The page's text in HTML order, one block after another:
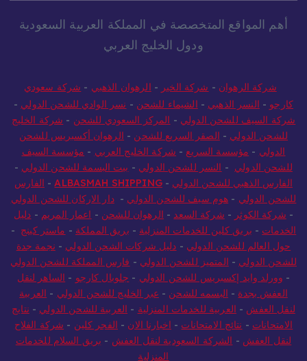
أهم المواقع المتخصصة في المملكة العربية السعودية
شركة الرهوان شركة الخير- الرهوان الذهبي
شركة سعودي
كارجو - النسر الذهبي -الشيماء للشحن- نسر الوادي للشحن الدولي -
شركة السيف للشحن الدولي
المركز السعودي للشحن
شركة الخليج
للشحن الدولي -الصقر السريع للشحن - الرهوان أكسبريس للشحن
الدولي- مؤسسة السريع-شركة الخليج العربي -مؤسسة السيف
للشحن الدولي
-النسر للشحن الدولي-بيت البسمة للشحن الدولي
الفارس الذهبي للشحن الدولي -
ALBASMAH SHIPPING
- الفارس
للشحن الدولي
-هوم سيف للشحن الدولي-دار الاركان للشحن الدولي
-شركة الكوثر -شركة السعد - الرهوان للشحن اعمار المريم - دليل
الخدمات- بريق كلين للخدمات المنزلية-بريق المملكة - ماستر كينج -
حول العالم للشحن الدولي- دليل شركات الشحن الدولي - نجمة جدة
للشحن الدولي - المتميز للشحن الدولي - فارس المملكة للشحن الدولي
-وورلد وايد إكسبريس للشحن الدولي-جلوبال كارجو- الساهر لنقل
العفش بجدة -البسمه للشحن - عبر الخليج للشحن الدولي -
العربية
لنقل العفش-العربية للخدمات المنزلية- العربية للشحن الدولي -نتايج
الامتحانات- نتائج الامتحانات - اخبارنا الان-الفجر كلين-شركة الفلاح
الشركة السعودية لنقل العفش